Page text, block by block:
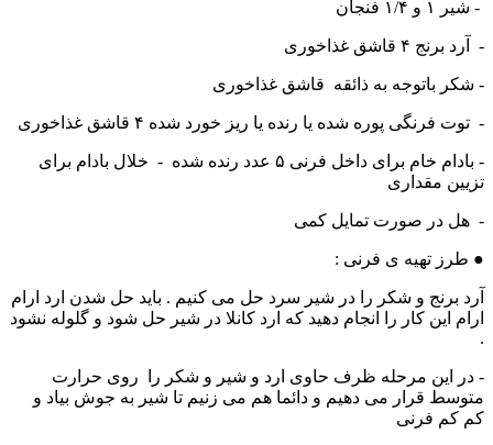
- شیر ۱ و ۱/۴ فنجان
- آرد برنج ۴ قاشق غذاخوری
- شكر باتوجه به ذائقه قاشق غذاخوری
- توت فرنگی پوره شده یا رنده یا ریز خورد شده ۴ قاشق غذاخوری
- بادام خام برای داخل فرنی ۵ عدد رنده شده - خلال بادام برای
تزیین مقداری
- هل در صورت تمایل کمی
● طرز تهیه ی فرنی :
آرد برنج و شکر را در شیر سرد حل می کنیم . باید حل شدن ارد ارام
ارام این کار را انجام دهید که ارد کانلا در شیر حل شود و گلوله نشود
.
- در این مرحله ظرف حاوی ارد و شیر و شکر را روی حرارت
متوسط قرار می دهیم و دائما هم می زنیم تا شیر به جوش بیاد و
کم کم فرنی